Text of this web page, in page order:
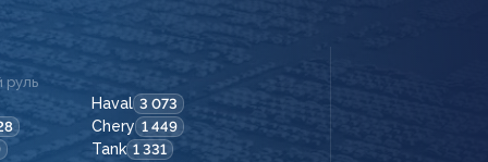
руль
Haval 3 073
Chery 1 449
Tank 1 331